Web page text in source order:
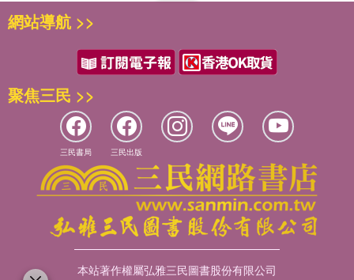
網站導航 >>
聚焦三民 >>
三民書局 三民出版
本站著作權屬弘雅三民圖書股份有限公司